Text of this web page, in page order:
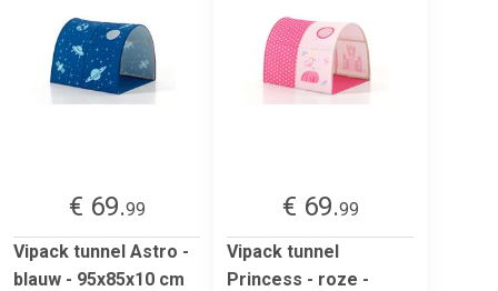
€ 69.99
Vipack tunnel Astro -
blauw - 95x85x10 cm
€ 69.99
Vipack tunnel
Princess - roze -